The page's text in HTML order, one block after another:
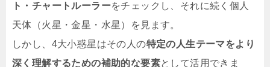
ト・チャートルーラーをチェックし、それに続く個人
天体（火星・金星・水星）を見ます。
しかし、4大小惑星はその人の特定の人生テーマをより
深く理解するための補助的な要素として活用できま